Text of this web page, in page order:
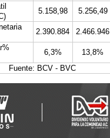
5.158,98
5.256,49
2.390.884
2.466.946
6,3%
13,8%
Fuente: BCV - BVC